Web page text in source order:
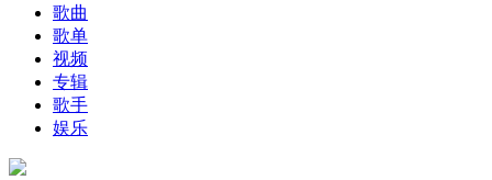
歌曲
歌单
视频
专辑
歌手
娱乐